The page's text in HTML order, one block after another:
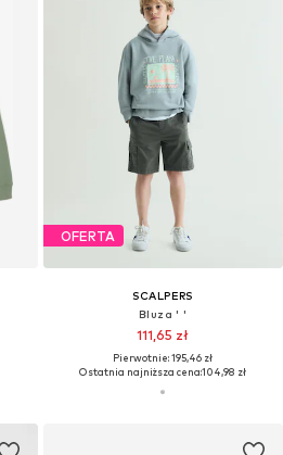
OFERTA
SCALPERS
Bluza ' '
111,65 zł
Pierwotnie: 195,46 zł
Ostatnia najniższa cena:104,98 zł